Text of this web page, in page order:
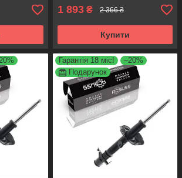
1 893 ₴ 2 366 ₴
Купити
Гарантія 18 міс!
–20%
Подарунок